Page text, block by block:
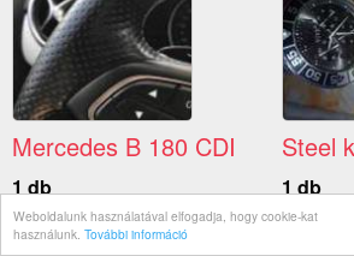
Weboldalunk használatával elfogadja, hogy cookie-kat
használunk. További információ
Mercedes B 180 CDI
1 db
Steel
1 db